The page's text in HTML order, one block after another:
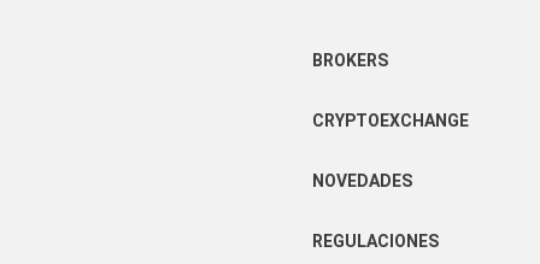
BROKERS
CRYPTOEXCHANGE
NOVEDADES
REGULACIONES